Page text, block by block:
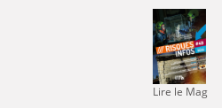
Lire le Mag